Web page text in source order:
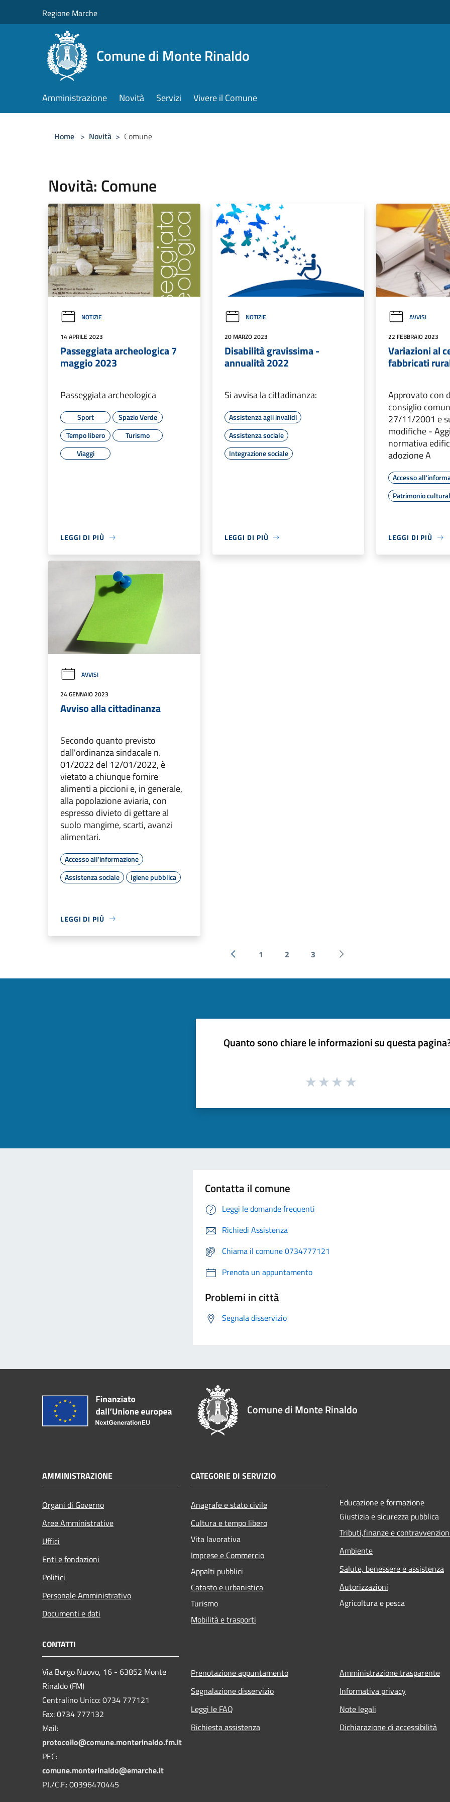
Regione Marche
Comune di Monte Rinaldo
Amministrazione Novità Servizi Vivere il Comune
Home > Novità > Comune
Novità: Comune
NOTIZIE
14 APRILE 2023
Passeggiata archeologica 7
maggio 2023
Passeggiata archeologica
Sport
Spazio Verde
Tempo libero
Turismo
Viaggi
LEGGI DI PIÙ
NOTIZIE
20 MARZO 2023
Disabilità gravissima -
annualità 2022
Si avvisa la cittadinanza:
Assistenza agli invalidi
Assistenza sociale
Integrazione sociale
LEGGI DI PIÙ
AVVISI
22 FEBBRAIO 2023
Variazioni al
fabbricati
Approvato con
consiglio
27/11/2001 e
modifiche -
normativa
adozione A
Accesso
Patrimonio
LEGGI DI PIÙ
AVVISI
24 GENNAIO 2023
Avviso alla cittadinanza
Secondo quanto previsto
dall'ordinanza sindacale n.
01/2022 del 12/01/2022, è
vietato a chiunque fornire
alimenti a piccioni e, in generale,
alla popolazione aviaria, con
espresso divieto di gettare al
suolo mangime, scarti, avanzi
alimentari.
Accesso all'informazione
Assistenza sociale
Igiene pubblica
LEGGI DI PIÙ
« Precedente
1 2 3
Successiva »
Quanto sono chiare le informazioni su questa
Contatta il comune
Leggi le domande frequenti
Richiedi Assistenza
Chiama il comune 0734777121
Prenota un appuntamento
Problemi in città
Segnala disservizio
Comune di Monte Rinaldo
AMMINISTRAZIONE
Organi di Governo
Aree Amministrative
Uffici
Enti e fondazioni
Politici
Personale Amministrativo
Documenti e dati
CATEGORIE DI SERVIZIO
Anagrafe e stato civile
Cultura e tempo libero
Vita lavorativa
Imprese e Commercio
Appalti pubblici
Catasto e urbanistica
Turismo
Mobilità e trasporti
Educazione e formazione
Giustizia e sicurezza pubblica
Tributi,finanze e
Ambiente
Salute, benessere e assistenza
Autorizzazioni
Agricoltura e pesca
CONTATTI
Via Borgo Nuovo, 16 - 63852 Monte
Rinaldo (FM)
Centralino Unico: 0734 777121
Fax: 0734 777132
Mail:
protocollo@comune.monterinaldo.fm.it
PEC:
comune.monterinaldo@emarche.it
P.I./C.F.: 00396470445
Prenotazione appuntamento
Segnalazione disservizio
Leggi le FAQ
Richiesta assistenza
Amministrazione trasparente
Informativa privacy
Note legali
Dichiarazione di accessibilità